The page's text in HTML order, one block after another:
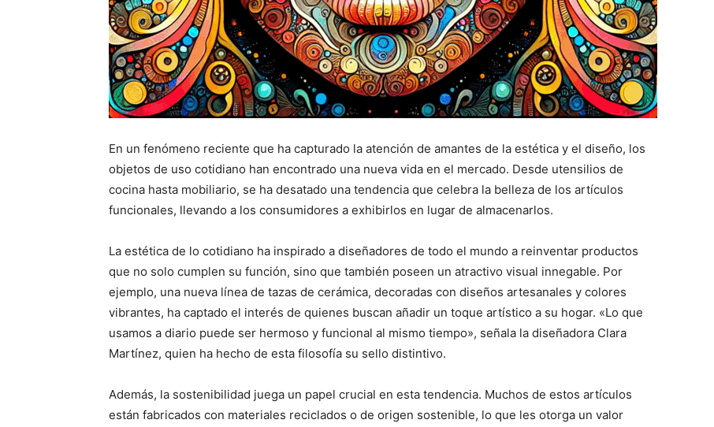
En un fenómeno reciente que ha capturado la atención de amantes de la estética y el diseño, los
objetos de uso cotidiano han encontrado una nueva vida en el mercado. Desde utensilios de
cocina hasta mobiliario, se ha desatado una tendencia que celebra la belleza de los artículos
funcionales, llevando a los consumidores a exhibirlos en lugar de almacenarlos.
La estética de lo cotidiano ha inspirado a diseñadores de todo el mundo a reinventar productos
que no solo cumplen su función, sino que también poseen un atractivo visual innegable. Por
ejemplo, una nueva línea de tazas de cerámica, decoradas con diseños artesanales y colores
vibrantes, ha captado el interés de quienes buscan añadir un toque artístico a su hogar. «Lo que
usamos a diario puede ser hermoso y funcional al mismo tiempo», señala la diseñadora Clara
Martínez, quien ha hecho de esta filosofía su sello distintivo.
Además, la sostenibilidad juega un papel crucial en esta tendencia. Muchos de estos artículos
están fabricados con materiales reciclados o de origen sostenible, lo que les otorga un valor